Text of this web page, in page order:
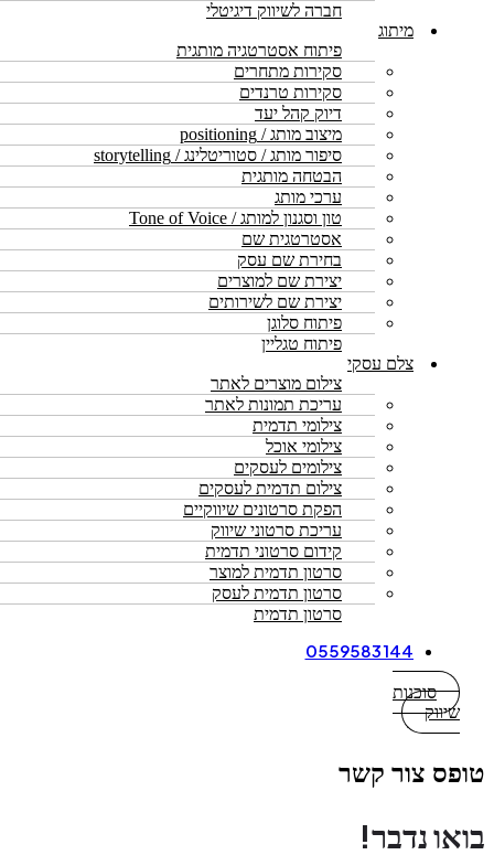
חברה לשיווק דיגיטלי
מיתוג
פיתוח אסטרטגיה מותגית
סקירות מתחרים
סקירות טרנדים
דיוק קהל יעד
מיצוב מותג / positioning
סיפור מותג / סטוריטלינג / storytelling
הבטחה מותגית
ערכי מותג
טון וסגנון למותג / Tone of Voice
אסטרטגית שם
בחירת שם עסק
יצירת שם למוצרים
יצירת שם לשירותים
פיתוח סלוגן
פיתוח טגליין
צלם עסקי
צילום מוצרים לאתר
עריכת תמונות לאתר
צילומי תדמית
צילומי אוכל
צילומים לעסקים
צילום תדמית לעסקים
הפקת סרטונים שיווקיים
עריכת סרטוני שיווק
קידום סרטוני תדמית
סרטון תדמית למוצר
סרטון תדמית לעסק
סרטון תדמית
0559583144
סוכנות
שיווק
טופס צור קשר
בואו נדבר!